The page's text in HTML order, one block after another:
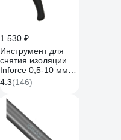
1 530 ₽
Инструмент для
снятия изоляции
Inforce 0,5-10 мм2
06-19-14
4.3(146)